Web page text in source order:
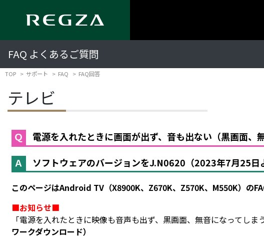
FAQ よくあるご質問
TOP サポート FAQ FAQ回答
テレビ